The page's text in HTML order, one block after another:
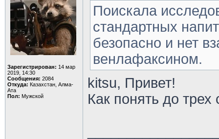
Зарегистрирован: 14 мар
2019, 14:30
Сообщения: 2084
Откуда: Казахстан, Алма-
Ата
Пол: Мужской
Поискала
стандартных
безопасно и нет
венлафаксином.
kitsu, Привет!
Как понять до трех